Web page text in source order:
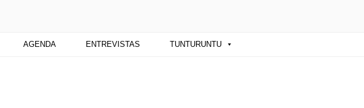
AGENDA ENTREVISTAS TUNTURUNTU